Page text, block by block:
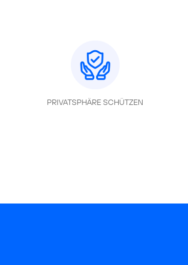
PRIVATSPHÄRE SCHÜTZEN